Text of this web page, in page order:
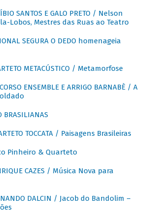
SANTOS E GALO PRETO / Nelson
Lobos, Mestres das Ruas ao Teatro
SEGURA O DEDO homenageia
METACÚSTICO / Metamorfose
ENSEMBLE E ARRIGO BARNABÈ / A
BRASILIANAS
TOCCATA / Paisagens Brasileiras
Pinheiro & Quarteto
CAZES / Música Nova para
DALCIN / Jacob do Bandolim –